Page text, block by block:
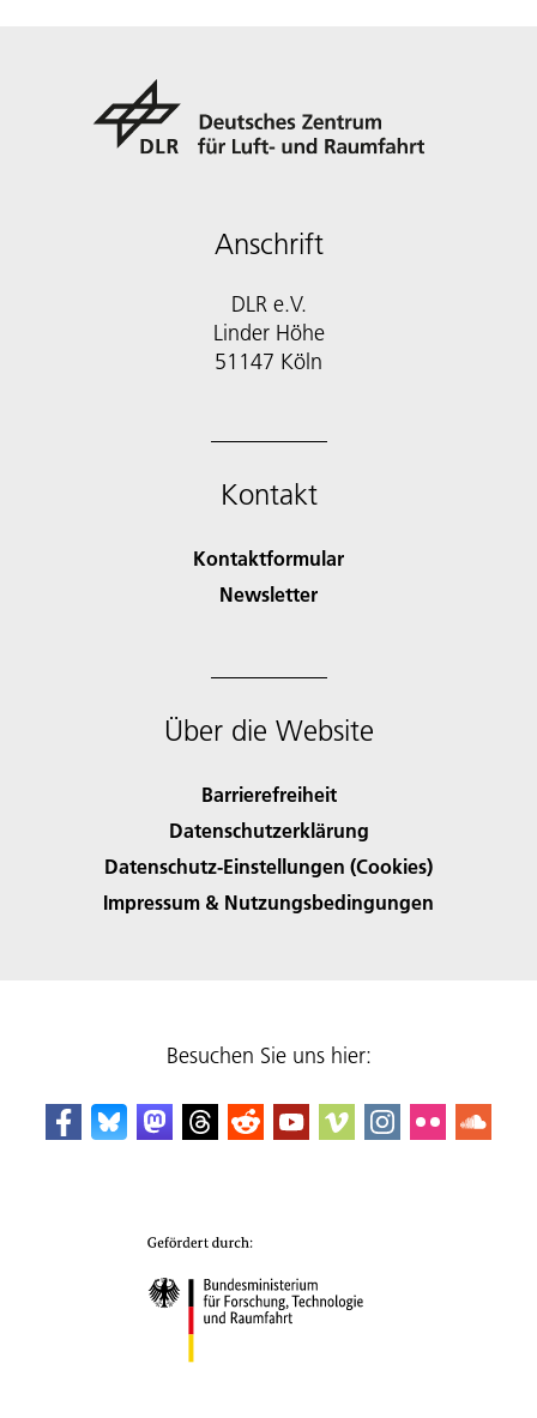
Anschrift
DLR e.V.
Linder Höhe
51147 Köln
Kontakt
Kontaktformular
Newsletter
Über die Website
Barrierefreiheit
Datenschutzerklärung
Datenschutz-Einstellungen (Cookies)
Impressum & Nutzungsbedingungen
Besuchen Sie uns hier: